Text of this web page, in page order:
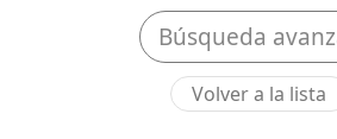
Búsqueda
Volver a la lista